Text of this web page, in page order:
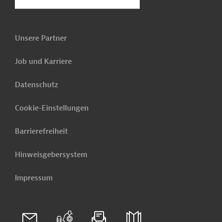
Unsere Partner
Job und Karriere
Datenschutz
Cookie-Einstellungen
Barrierefreiheit
Hinweisgebersystem
Impressum